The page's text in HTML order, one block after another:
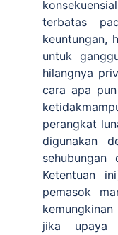
terbatas
keuntungan,
untuk
hilangnya
cara apa
perangkat
digunakan
Ketentuan
pemasok
jika upaya